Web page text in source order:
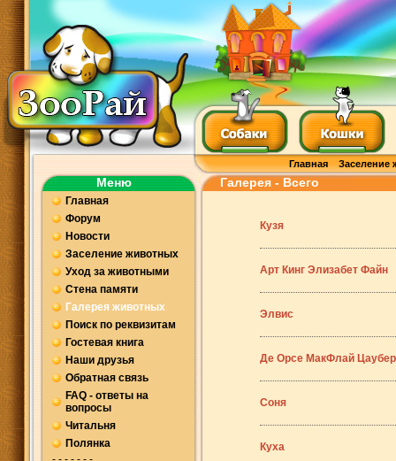
Главная Заселение
Меню
Главная
Форум
Новости
Заселение животных
Уход за животными
Стена памяти
Галерея животных
Поиск по реквизитам
Гостевая книга
Наши друзья
Обратная связь
FAQ - ответы на
вопросы
Читальня
Полянка
Галерея - Всего
Кузя
Арт Кинг Элизабет Файн
Элвис
Де Орсе МакФлай Цаубер
Соня
Куха